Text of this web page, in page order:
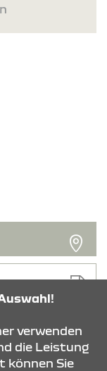
verwenden
die Leistung
können Sie